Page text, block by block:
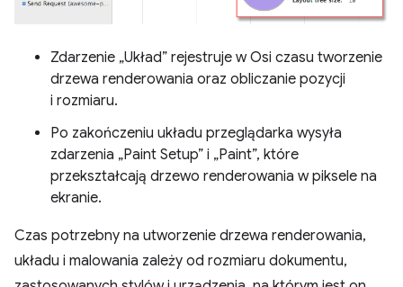
Zdarzenie „Układ” rejestruje w Osi czasu tworzenie
drzewa renderowania oraz obliczanie pozycji
i rozmiaru.
Po zakończeniu układu przeglądarka wysyła
zdarzenia „Paint Setup” i „Paint”, które
przekształcają drzewo renderowania w piksele na
ekranie.
Czas potrzebny na utworzenie drzewa renderowania,
układu i malowania zależy od rozmiaru dokumentu,